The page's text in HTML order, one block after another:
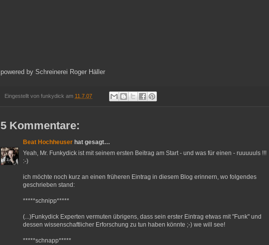
powered by Schreinerei Roger Häller
Eingestellt von funkydick am 11.7.07
5 Kommentare:
Beat Hochheuser hat gesagt…
Yeah, Mr. Funkydick ist mit seinem ersten Beitrag am Start - und was für einen - ruuuuuls !!!
:-)
ich möchte noch kurz an einen früheren Eintrag in diesem Blog erinnern, wo folgendes
geschrieben stand:
*****schnipp*****
(...)Funkydick Experten vermuten übrigens, dass sein erster Eintrag etwas mit "Funk" und
dessen wissenschaftlicher Erforschung zu tun haben könnte ;-) we will see!
*****schnapp*****